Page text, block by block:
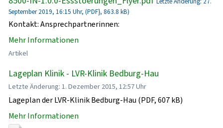
September 2019, 16:15 Uhr, (PDF}, 863.8 kB)
Kontakt: Ansprechpartnerinnen:
Mehr Informationen
Artikel
Lageplan Klinik - LVR-Klinik Bedburg-Hau
Letzte Änderung: 1. Dezember 2015, 12:57 Uhr
Lageplan der LVR-Klinik Bedburg-Hau (PDF, 607 kB)
Mehr Informationen